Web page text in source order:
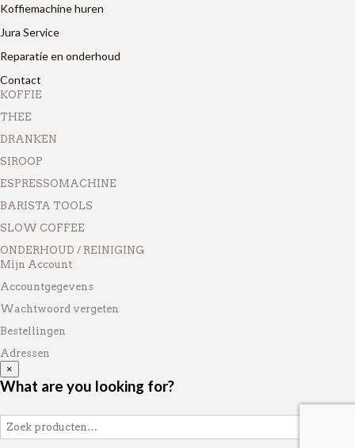
Koffiemachine huren
Jura Service
Reparatie en onderhoud
Contact
KOFFIE
THEE
DRANKEN
SIROOP
ESPRESSOMACHINE
BARISTA TOOLS
SLOW COFFEE
ONDERHOUD / REINIGING
Mijn Account
Accountgegevens
Wachtwoord vergeten
Bestellingen
Adressen
×
What are you looking for?